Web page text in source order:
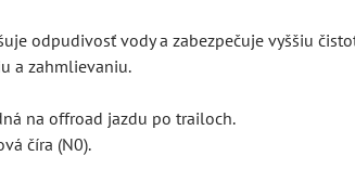
odpudivosť vody a zabezpečuje vyššiu
a zahmlievaniu.
na offroad jazdu po trailoch.
číra (N0).